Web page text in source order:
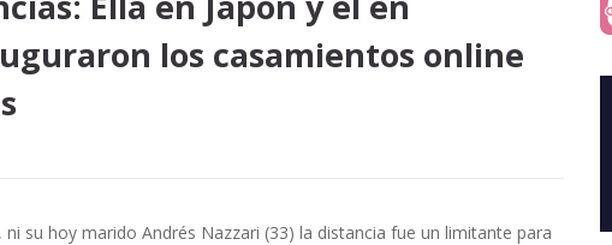
los casamientos online
su hoy marido Andrés Nazzari (33) la distancia fue un limitante para